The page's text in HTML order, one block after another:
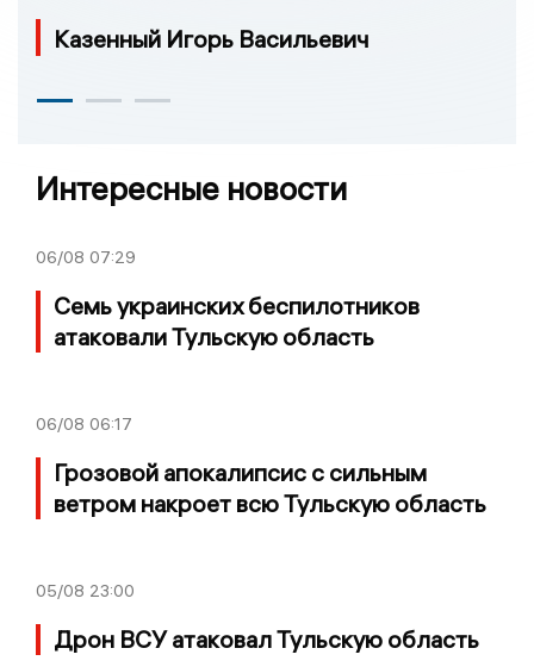
Казенный Игорь Васильевич
Интересные новости
06/08 07:29
Семь украинских беспилотников
атаковали Тульскую область
06/08 06:17
Грозовой апокалипсис с сильным
ветром накроет всю Тульскую область
05/08 23:00
Дрон ВСУ атаковал Тульскую область